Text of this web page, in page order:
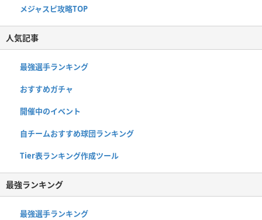
メジャスピ攻略TOP
人気記事
最強選手ランキング
おすすめガチャ
開催中のイベント
自チームおすすめ球団ランキング
Tier表ランキング作成ツール
最強ランキング
最強選手ランキング